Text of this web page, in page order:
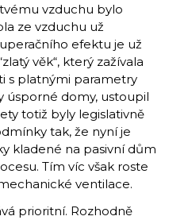
vzduchu bylo
ze vzduchu už
efektu je už
věk“, který zažívala
s platnými parametry
úsporné domy, ustoupil
totiž byly legislativně
tak, že nyní je
kladené na pasivní dům
Tím víc však roste
ventilace.
prioritní. Rozhodně